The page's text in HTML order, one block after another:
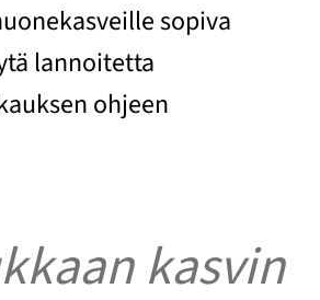
sopiva
lannoitetta
ohjeen
kasvin